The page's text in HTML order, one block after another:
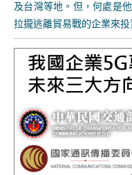
及台灣等地。但，何處是
拉攏逃離貿易戰的企業來